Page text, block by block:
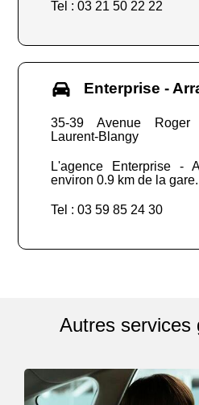
Tel : 03 21 50 22 22
Enterprise -
35-39 Avenue Roger
Laurent-Blangy
L'agence Enterprise -
environ 0.9 km de la gare.
Tel : 03 59 85 24 30
Autres services